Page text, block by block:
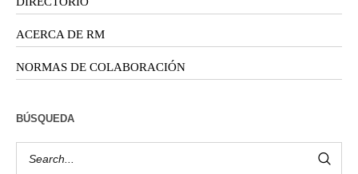
ACERCA DE RM
NORMAS DE COLABORACIÓN
BÚSQUEDA